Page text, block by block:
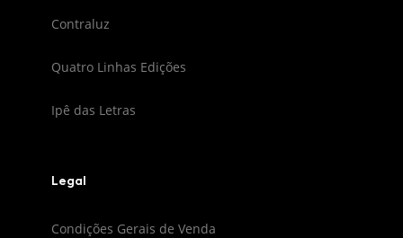
Contraluz
Quatro Linhas Edições
Ipê das Letras
Legal
Condições Gerais de Venda